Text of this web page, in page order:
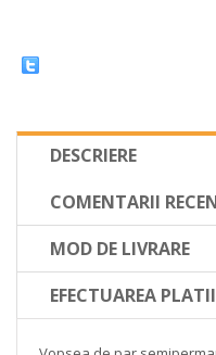
DESCRIERE
COMENTARII
MOD DE LIVRARE
EFECTUAREA PLATII